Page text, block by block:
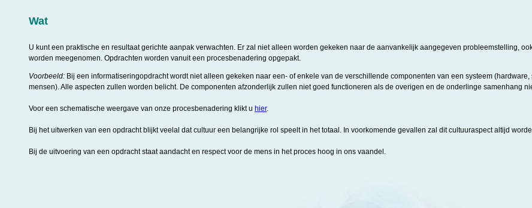
Wat
U kunt een praktische en resultaat gerichte aanpak verwachten. Er zal niet alleen worden gekeken naar de aanvankelijk aangegeven probleemstelling,
worden meegenomen. Opdrachten worden vanuit een procesbenadering opgepakt.
Voorbeeld: Bij een informatiseringopdracht wordt niet alleen gekeken naar een- of enkele van de verschillende componenten van een systeem (hardware,
mensen). Alle aspecten zullen worden belicht. De componenten afzonderlijk zullen niet goed functioneren als de overigen en de onderlinge samenhang
Voor een schematische weergave van onze procesbenadering klikt u hier.
Bij het uitwerken van een opdracht blijkt veelal dat cultuur een belangrijke rol speelt in het totaal. In voorkomende gevallen zal dit cultuuraspect altijd
Bij de uitvoering van een opdracht staat aandacht en respect voor de mens in het proces hoog in ons vaandel.